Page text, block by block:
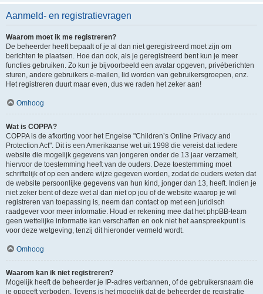
Aanmeld- en registratievragen
Waarom moet ik me registreren?
De beheerder heeft bepaalt of je al dan niet geregistreerd moet zijn om
berichten te plaatsen. Hoe dan ook, als je geregistreerd bent kun je meer
functies gebruiken. Zo kun je bijvoorbeeld een avatar opgeven, privéberichten
sturen, andere gebruikers e-mailen, lid worden van gebruikersgroepen, enz.
Het registreren duurt maar even, dus we raden het zeker aan!
Omhoog
Wat is COPPA?
COPPA is de afkorting voor het Engelse "Children’s Online Privacy and
Protection Act". Dit is een Amerikaanse wet uit 1998 die vereist dat iedere
website die mogelijk gegevens van jongeren onder de 13 jaar verzamelt,
hiervoor de toestemming heeft van de ouders. Deze toestemming moet
schriftelijk of op een andere wijze gegeven worden, zodat de ouders weten dat
de website persoonlijke gegevens van hun kind, jonger dan 13, heeft. Indien je
niet zeker bent of deze wet al dan niet op jou of de website waarop je wil
registreren van toepassing is, neem dan contact op met een juridisch
raadgever voor meer informatie. Houd er rekening mee dat het phpBB-team
geen wettelijke informatie kan verschaffen en ook niet het aanspreekpunt is
voor deze wetgeving, tenzij dit hieronder vermeld wordt.
Omhoog
Waarom kan ik niet registreren?
Mogelijk heeft de beheerder je IP-adres verbannen, of de gebruikersnaam die
je opgeeft verboden. Tevens is het mogelijk dat de beheerder de registratie